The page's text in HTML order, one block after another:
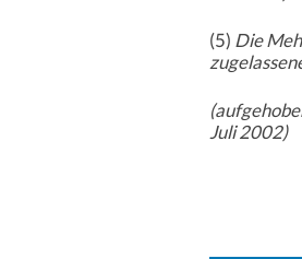
(5) Die
Juli 2002)